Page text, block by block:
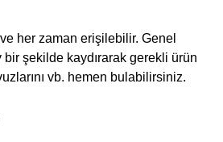
her zaman erişilebilir. Genel
bir şekilde kaydırarak gerekli ürün
vb. hemen bulabilirsiniz.